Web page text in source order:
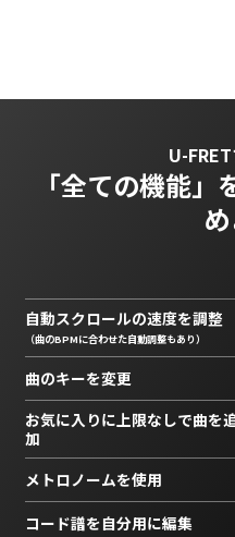
U-
「全ての機能」
自動スクロールの速度を調整
（曲のBPMに合わせた自動調整もあり）
曲のキーを変更
お気に入りに上限なしで曲を
加
メトロノームを使用
コード譜を自分用に編集